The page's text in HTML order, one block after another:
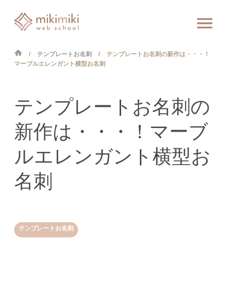
テンプレートお名刺
テンプレートお名刺の新作は・・・！
マーブルエレンガント横型お名刺
テンプレートお名刺
テンプレートお名刺の
新作は・・・！マーブ
ルエレンガント横型お
名刺